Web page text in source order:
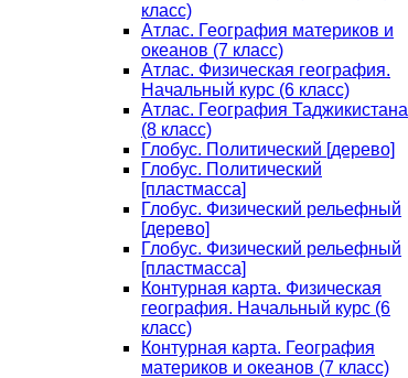
класс)
Атлас. География материков и
океанов (7 класс)
Атлас. Физическая география.
Начальный курс (6 класс)
Атлас. География Таджикистана
(8 класс)
Глобус. Политический [дерево]
Глобус. Политический
[пластмасса]
Глобус. Физический рельефный
[дерево]
Глобус. Физический рельефный
[пластмасса]
Контурная карта. Физическая
география. Начальный курс (6
класс)
Контурная карта. География
материков и океанов (7 класс)